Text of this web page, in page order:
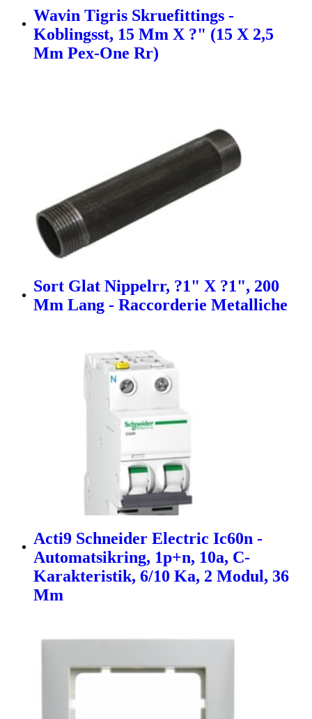
Wavin Tigris Skruefittings -
Koblingsst, 15 Mm X ?" (15 X 2,5
Mm Pex-One Rr)
Sort Glat Nippelrr, ?1" X ?1", 200
Mm Lang - Raccorderie Metalliche
Acti9 Schneider Electric Ic60n -
Automatsikring, 1p+n, 10a, C-
Karakteristik, 6/10 Ka, 2 Modul, 36
Mm